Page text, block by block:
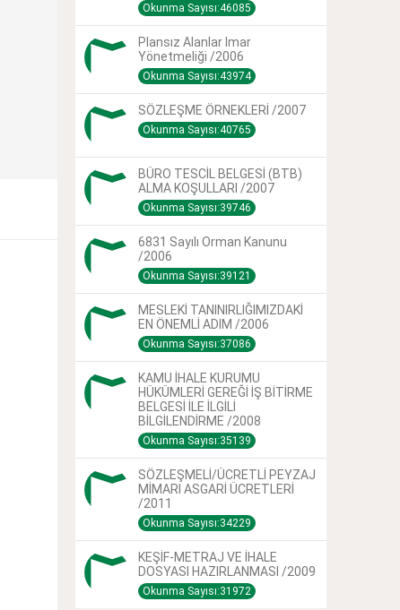
Okunma Sayısı:46085
Plansız Alanlar Imar
Yönetmeliği /2006
Okunma Sayısı:43974
SÖZLEŞME ÖRNEKLERİ /2007
Okunma Sayısı:40765
BÜRO TESCİL BELGESİ (BTB)
ALMA KOŞULLARI /2007
Okunma Sayısı:39746
6831 Sayılı Orman Kanunu
/2006
Okunma Sayısı:39121
MESLEKİ TANINIRLIĞIMIZDAKİ
EN ÖNEMLİ ADIM /2006
Okunma Sayısı:37086
KAMU İHALE KURUMU
HÜKÜMLERİ GEREĞİ İŞ BİTİRME
BELGESİ İLE İLGİLİ
BİLGİLENDİRME /2008
Okunma Sayısı:35139
SÖZLEŞMELİ/ÜCRETLİ PEYZAJ
MİMARI ASGARİ ÜCRETLERİ
/2011
Okunma Sayısı:34229
KEŞİF-METRAJ VE İHALE
DOSYASI HAZIRLANMASI /2009
Okunma Sayısı:31972